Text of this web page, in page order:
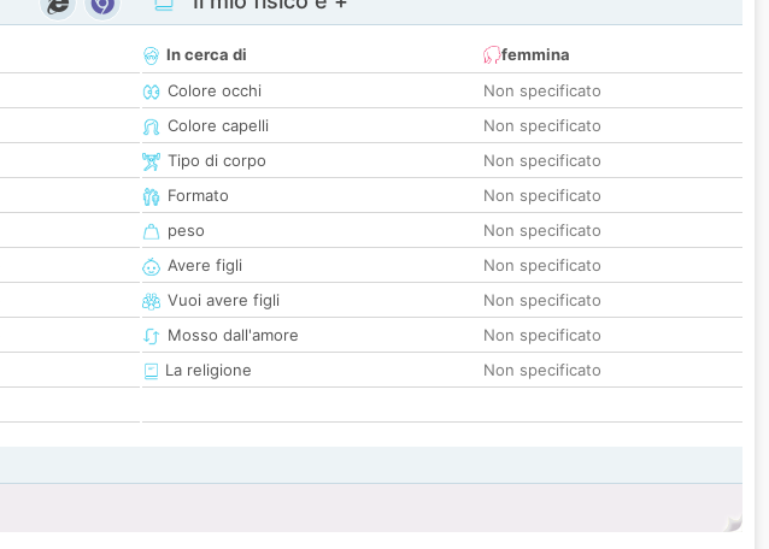
In cerca di
femmina
Colore occhi
Non specificato
Colore capelli
Non specificato
Tipo di corpo
Non specificato
Formato
Non specificato
peso
Non specificato
Avere figli
Non specificato
Vuoi avere figli
Non specificato
Mosso dall'amore
Non specificato
La religione
Non specificato